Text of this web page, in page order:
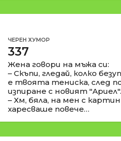
ЧЕРЕН ХУМОР
337
Жена говори на мъжа си:
– Скъпи, гледай, колко
е твоята тениска, след
изпиране с новият
– Хм, бяла, на мен с
харесваше повече…